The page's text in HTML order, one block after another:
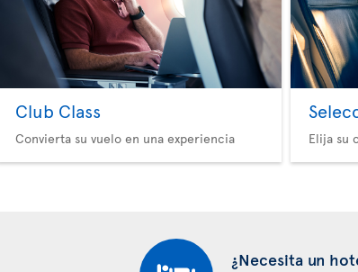
Club Class
Convierta su vuelo en una experiencia Elija su
¿Necesita un